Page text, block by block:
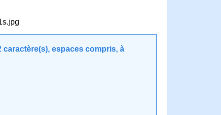
espaces compris, à